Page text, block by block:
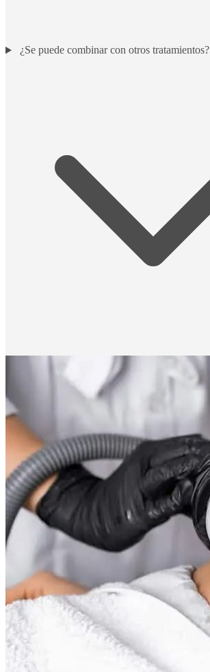
¿Se puede combinar con otros tratamientos?